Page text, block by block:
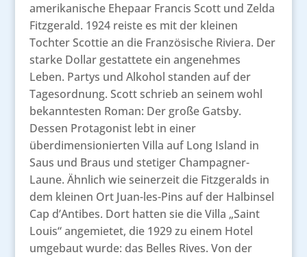
amerikanische Ehepaar Francis Scott und Zelda
Fitzgerald. 1924 reiste es mit der kleinen
Tochter Scottie an die Französische Riviera. Der
starke Dollar gestattete ein angenehmes
Leben. Partys und Alkohol standen auf der
Tagesordnung. Scott schrieb an seinem wohl
bekanntesten Roman: Der große Gatsby.
Dessen Protagonist lebt in einer
überdimensionierten Villa auf Long Island in
Saus und Braus und stetiger Champagner-
Laune. Ähnlich wie seinerzeit die Fitzgeralds in
dem kleinen Ort Juan-les-Pins auf der Halbinsel
Cap d’Antibes. Dort hatten sie die Villa „Saint
Louis“ angemietet, die 1929 zu einem Hotel
umgebaut wurde: das Belles Rives. Von der